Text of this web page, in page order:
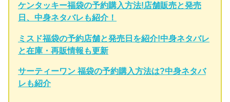
ケンタッキー福袋の予約購入方法!店舗販売と発売
日、中身ネタバレも紹介！
ミスド福袋の予約店舗と発売日を紹介!中身ネタバレ
と在庫・再販情報も更新
サーティーワン 福袋の予約購入方法は?中身ネタバ
レも紹介